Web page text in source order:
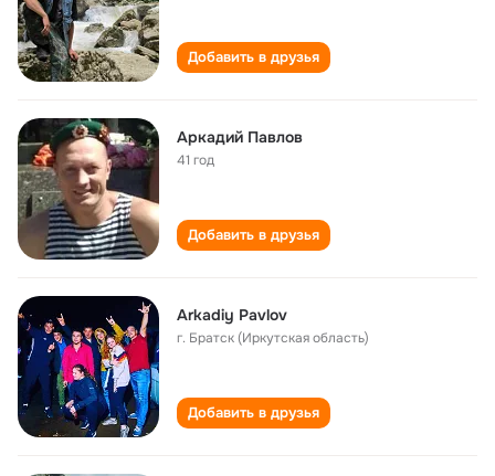
Добавить в друзья
Аркадий Павлов
41 год
Добавить в друзья
Arkadiy Pavlov
г. Братск (Иркутская область)
Добавить в друзья